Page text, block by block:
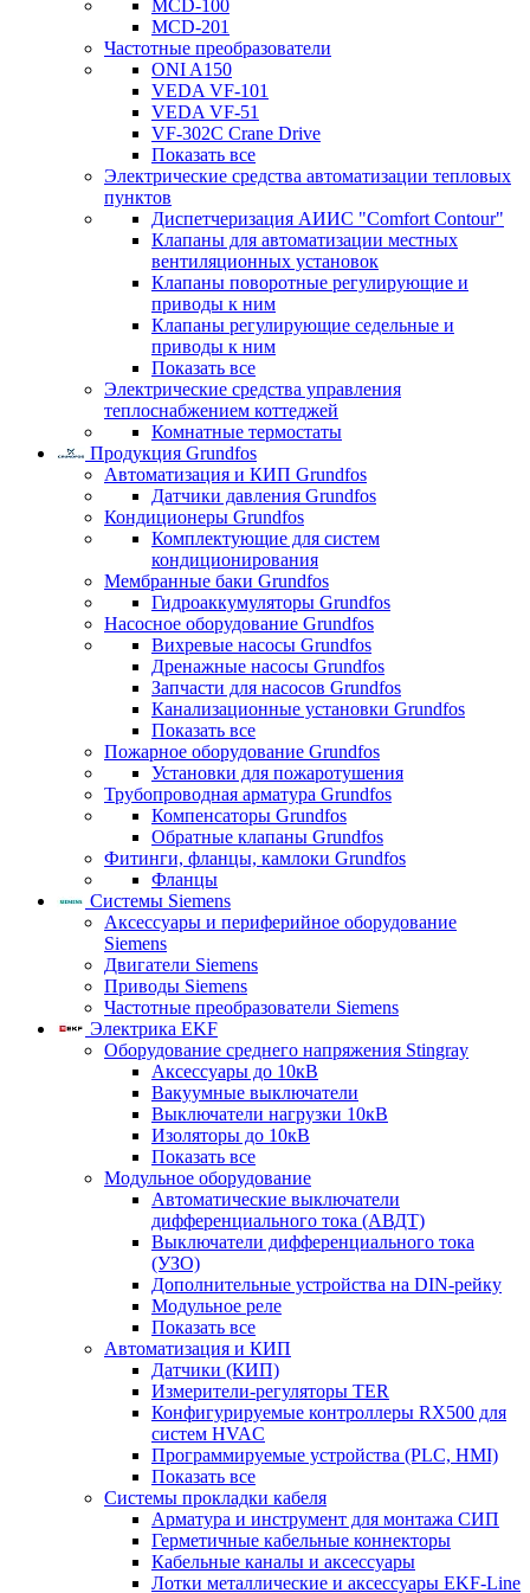
MCD-100
MCD-201
Частотные преобразователи
ONI A150
VEDA VF-101
VEDA VF-51
VF-302C Crane Drive
Показать все
Электрические средства автоматизации тепловых
пунктов
Диспетчеризация АИИС "Comfort Contour"
Клапаны для автоматизации местных
вентиляционных установок
Клапаны поворотные регулирующие и
приводы к ним
Клапаны регулирующие седельные и
приводы к ним
Показать все
Электрические средства управления
теплоснабжением коттеджей
Комнатные термостаты
Продукция Grundfos
Автоматизация и КИП Grundfos
Датчики давления Grundfos
Кондиционеры Grundfos
Комплектующие для систем
кондиционирования
Мембранные баки Grundfos
Гидроаккумуляторы Grundfos
Насосное оборудование Grundfos
Вихревые насосы Grundfos
Дренажные насосы Grundfos
Запчасти для насосов Grundfos
Канализационные установки Grundfos
Показать все
Пожарное оборудование Grundfos
Установки для пожаротушения
Трубопроводная арматура Grundfos
Компенсаторы Grundfos
Обратные клапаны Grundfos
Фитинги, фланцы, камлоки Grundfos
Фланцы
Системы Siemens
Аксессуары и периферийное оборудование
Siemens
Двигатели Siemens
Приводы Siemens
Частотные преобразователи Siemens
Электрика EKF
Оборудование среднего напряжения Stingray
Аксессуары до 10кВ
Вакуумные выключатели
Выключатели нагрузки 10кВ
Изоляторы до 10кВ
Показать все
Модульное оборудование
Автоматические выключатели
дифференциального тока (АВДТ)
Выключатели дифференциального тока
(УЗО)
Дополнительные устройства на DIN-рейку
Модульное реле
Показать все
Автоматизация и КИП
Датчики (КИП)
Измерители-регуляторы TER
Конфигурируемые контроллеры RX500 для
систем HVAC
Программируемые устройства (PLC, HMI)
Показать все
Системы прокладки кабеля
Арматура и инструмент для монтажа СИП
Герметичные кабельные коннекторы
Кабельные каналы и аксессуары
Лотки металлические и аксессуары EKF-Line